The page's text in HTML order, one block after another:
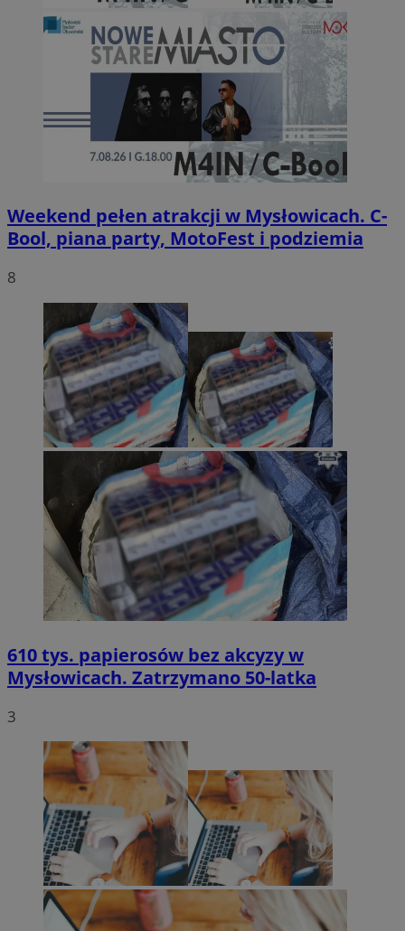
Weekend pełen atrakcji w Mysłowicach. C-
Bool, piana party, MotoFest i podziemia
8
610 tys. papierosów bez akcyzy w
Mysłowicach. Zatrzymano 50-latka
3